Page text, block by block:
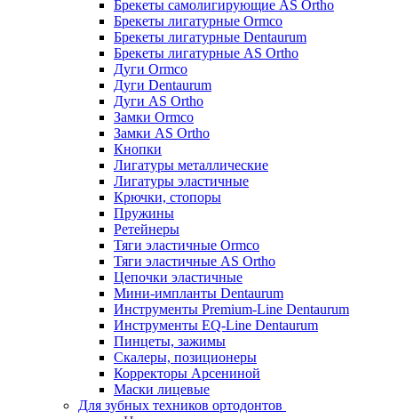
Брекеты самолигирующие AS Ortho
Брекеты лигатурные Ormco
Брекеты лигатурные Dentaurum
Брекеты лигатурные AS Ortho
Дуги Ormco
Дуги Dentaurum
Дуги AS Ortho
Замки Ormco
Замки AS Ortho
Кнопки
Лигатуры металлические
Лигатуры эластичные
Крючки, стопоры
Пружины
Ретейнеры
Тяги эластичные Ormco
Тяги эластичные AS Ortho
Цепочки эластичные
Мини-импланты Dentaurum
Инструменты Premium-Line Dentaurum
Инструменты EQ-Line Dentaurum
Пинцеты, зажимы
Скалеры, позиционеры
Корректоры Арсениной
Маски лицевые
Для зубных техников ортодонтов